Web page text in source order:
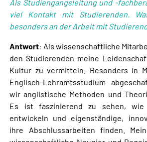
Als Studiengangsleitung und -
viel Kontakt mit Studierenden.
besonders an der Arbeit mit
Antwort: Als wissenschaftliche
den Studierenden meine
Kultur zu vermitteln. Besonders in
Englisch-Lehramtsstudium
wir anglistische Methoden und
Es ist faszinierend zu sehen, wie
entwickeln und eigenständige,
ihre Abschlussarbeiten finden.